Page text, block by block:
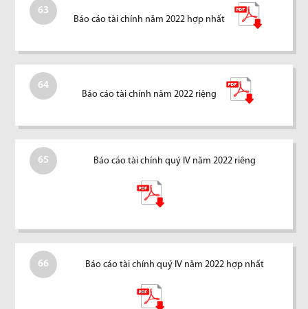
63
Báo cáo tài chính năm 2022 hợp nhất
64
Báo cáo tài chính năm 2022 riệng
65 Báo cáo tài chính quý IV năm 2022 riêng
66 Báo cáo tài chính quý IV năm 2022 hợp nhất